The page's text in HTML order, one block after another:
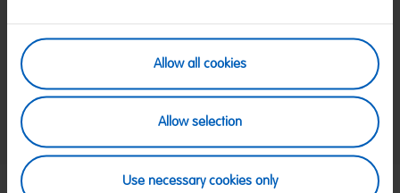
Allow all cookies
Allow selection
Use necessary cookies only
Eiweiß:
2,8 g
0,52 g